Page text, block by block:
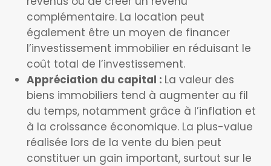
complémentaire. La location peut
également être un moyen de financer
l’investissement immobilier en réduisant le
coût total de l’investissement.
Appréciation du capital : La valeur des
biens immobiliers tend à augmenter au fil
du temps, notamment grâce à l’inflation et
à la croissance économique. La plus-value
réalisée lors de la vente du bien peut
constituer un gain important, surtout sur le